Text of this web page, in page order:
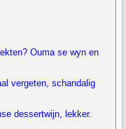
Ouma se wyn en
vergeten, schandalig
dessertwijn, lekker.